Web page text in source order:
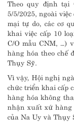
Theo quy định tại
5/5/2025, ngoài
mại tự do, các cơ
khai việc cấp 10
C/O mẫu CNM, …)
hàng hóa theo chế
Thụy Sỹ.
Vì vậy, Hội nghị
chức triển khai cấp
hàng hóa không
nhận xuất xứ hàng
của Na Uy và Thụy